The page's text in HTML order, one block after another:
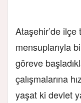
Ataşehir’de ilçe
mensuplarıyla
göreve
çalışmalarına
yaşat ki devlet